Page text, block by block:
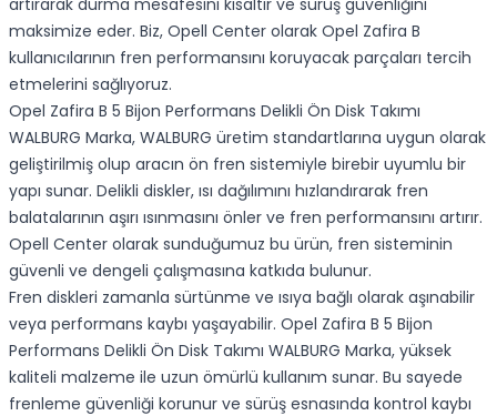
artırarak durma mesafesini kısaltır ve sürüş güvenliğini
maksimize eder. Biz, Opell Center olarak Opel Zafira B
kullanıcılarının fren performansını koruyacak parçaları tercih
etmelerini sağlıyoruz.
Opel Zafira B 5 Bijon Performans Delikli Ön Disk Takımı
WALBURG Marka, WALBURG üretim standartlarına uygun olarak
geliştirilmiş olup aracın ön fren sistemiyle birebir uyumlu bir
yapı sunar. Delikli diskler, ısı dağılımını hızlandırarak fren
balatalarının aşırı ısınmasını önler ve fren performansını artırır.
Opell Center olarak sunduğumuz bu ürün, fren sisteminin
güvenli ve dengeli çalışmasına katkıda bulunur.
Fren diskleri zamanla sürtünme ve ısıya bağlı olarak aşınabilir
veya performans kaybı yaşayabilir. Opel Zafira B 5 Bijon
Performans Delikli Ön Disk Takımı WALBURG Marka, yüksek
kaliteli malzeme ile uzun ömürlü kullanım sunar. Bu sayede
frenleme güvenliği korunur ve sürüş esnasında kontrol kaybı